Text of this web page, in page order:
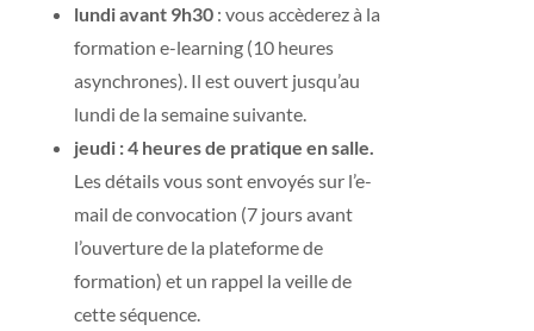
lundi avant 9h30 : vous accèderez à la
formation e-learning (10 heures
asynchrones). Il est ouvert jusqu’au
lundi de la semaine suivante.
jeudi : 4 heures de pratique en salle.
Les détails vous sont envoyés sur l’e-
mail de convocation (7 jours avant
l’ouverture de la plateforme de
formation) et un rappel la veille de
cette séquence.